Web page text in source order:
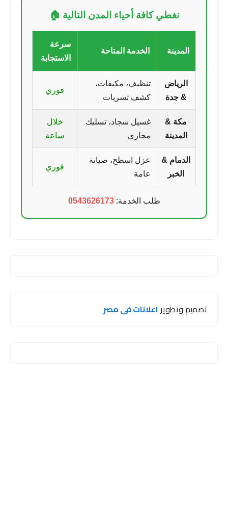
نغطي كافة أحياء المدن التالية 🏠
المدينة الخدمة المتاحة
سرعة
الاستجابة
الرياض
& جدة
تنظيف، مكيفات،
كشف تسربات
فوري
مكة &
المدينة
غسيل سجاد، تسليك
مجاري
خلال
ساعة
الدمام &
الخبر
عزل اسطح، صيانة
عامة
فوري
طلب الخدمة:0543626173
تصميم وتطويراعلانات فى مصر